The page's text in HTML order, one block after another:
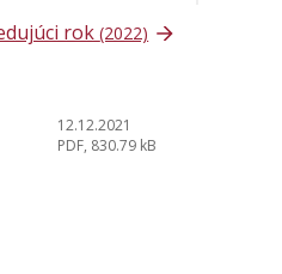
rok(2022)
12.12.2021
PDF, 830.79 kB